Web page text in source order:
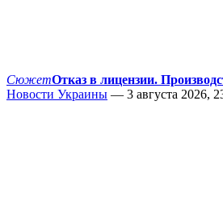
СюжетОтказ в лицензии.
Новости Украины — 3 августа 2026,